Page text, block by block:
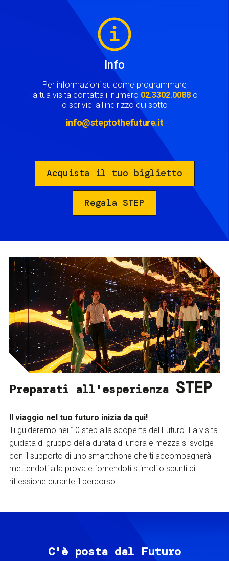
Info
Per informazioni su come programmare
la tua visita contatta il numero 02.3302.0088 o
o scrivici all'indirizzo qui sotto
info@steptothefuture.it
Acquista il tuo biglietto
Regala STEP
Preparati all'esperienza STEP
Il viaggio nel tuo futuro inizia da qui!
Ti guideremo nei 10 step alla scoperta del Futuro. La visita
guidata di gruppo della durata di un’ora e mezza si svolge
con il supporto di uno smartphone che ti accompagnerà
mettendoti alla prova e fornendoti stimoli o spunti di
riflessione durante il percorso.
C'è posta dal Futuro